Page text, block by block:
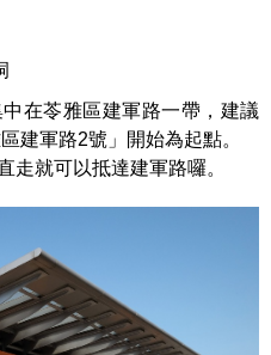
在苓雅區建軍路一帶，建議
建軍路2號」開始為起點。
走就可以抵達建軍路囉。